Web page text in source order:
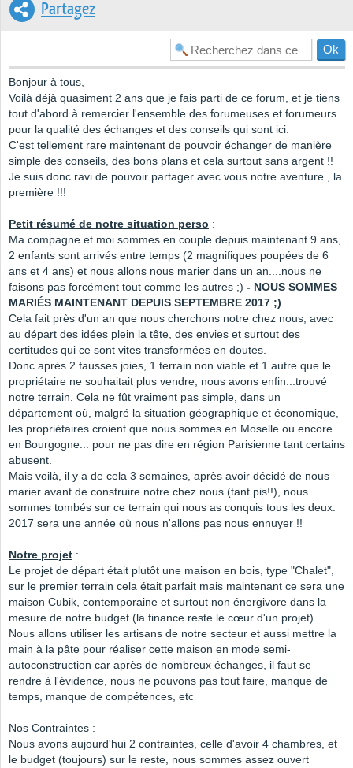
Partagez
Bonjour à tous,
Voilà déjà quasiment 2 ans que je fais parti de ce forum, et je tiens
tout d'abord à remercier l'ensemble des forumeuses et forumeurs
pour la qualité des échanges et des conseils qui sont ici.
C'est tellement rare maintenant de pouvoir échanger de manière
simple des conseils, des bons plans et cela surtout sans argent !!
Je suis donc ravi de pouvoir partager avec vous notre aventure , la
première !!!
Petit résumé de notre situation perso :
Ma compagne et moi sommes en couple depuis maintenant 9 ans,
2 enfants sont arrivés entre temps (2 magnifiques poupées de 6
ans et 4 ans) et nous allons nous marier dans un an....nous ne
faisons pas forcément tout comme les autres ;) - NOUS SOMMES
MARIÉS MAINTENANT DEPUIS SEPTEMBRE 2017 ;)
Cela fait près d'un an que nous cherchons notre chez nous, avec
au départ des idées plein la tête, des envies et surtout des
certitudes qui ce sont vites transformées en doutes.
Donc après 2 fausses joies, 1 terrain non viable et 1 autre que le
propriétaire ne souhaitait plus vendre, nous avons enfin...trouvé
notre terrain. Cela ne fût vraiment pas simple, dans un
département où, malgré la situation géographique et économique,
les propriétaires croient que nous sommes en Moselle ou encore
en Bourgogne... pour ne pas dire en région Parisienne tant certains
abusent.
Mais voilà, il y a de cela 3 semaines, après avoir décidé de nous
marier avant de construire notre chez nous (tant pis!!), nous
sommes tombés sur ce terrain qui nous as conquis tous les deux.
2017 sera une année où nous n'allons pas nous ennuyer !!
Notre projet :
Le projet de départ était plutôt une maison en bois, type "Chalet",
sur le premier terrain cela était parfait mais maintenant ce sera une
maison Cubik, contemporaine et surtout non énergivore dans la
mesure de notre budget (la finance reste le cœur d'un projet).
Nous allons utiliser les artisans de notre secteur et aussi mettre la
main à la pâte pour réaliser cette maison en mode semi-
autoconstruction car après de nombreux échanges, il faut se
rendre à l'évidence, nous ne pouvons pas tout faire, manque de
temps, manque de compétences, etc
Nos Contraintes :
Nous avons aujourd'hui 2 contraintes, celle d'avoir 4 chambres, et
le budget (toujours) sur le reste, nous sommes assez ouvert